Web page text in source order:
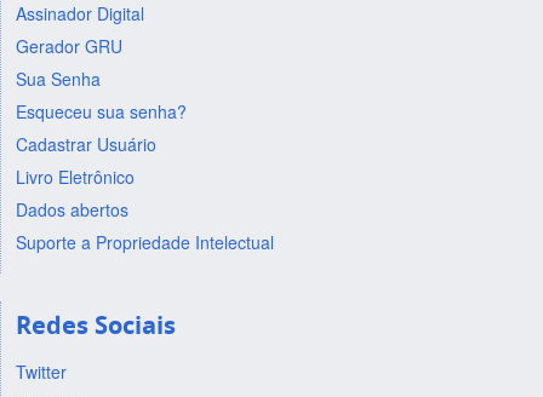
Assinador Digital
Gerador GRU
Sua Senha
Esqueceu sua senha?
Cadastrar Usuário
Livro Eletrônico
Dados abertos
Suporte a Propriedade Intelectual
Redes Sociais
Twitter